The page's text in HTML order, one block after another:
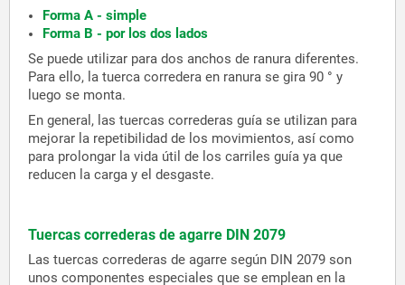
Forma A - simple
Forma B - por los dos lados
Se puede utilizar para dos anchos de ranura diferentes.
Para ello, la tuerca corredera en ranura se gira 90 ° y
luego se monta.
En general, las tuercas correderas guía se utilizan para
mejorar la repetibilidad de los movimientos, así como
para prolongar la vida útil de los carriles guía ya que
reducen la carga y el desgaste.
Tuercas correderas de agarre DIN 2079
Las tuercas correderas de agarre según DIN 2079 son
unos componentes especiales que se emplean en la